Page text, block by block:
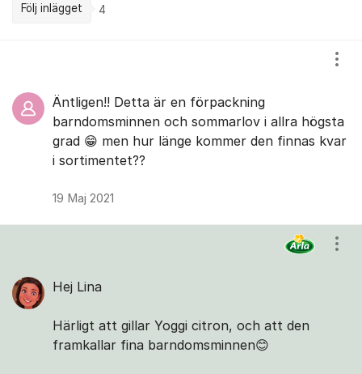
Följ inlägget 4
Äntligen!! Detta är en förpackning
barndomsminnen och sommarlov i allra högsta
grad 😁 men hur länge kommer den finnas kvar
i sortimentet??
19 Maj 2021
Hej Lina
Härligt att gillar Yoggi citron, och att den
framkallar fina barndomsminnen😊